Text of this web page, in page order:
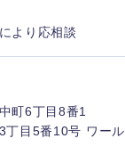
より応相談
町6丁目8番1
丁目5番10号 ワー